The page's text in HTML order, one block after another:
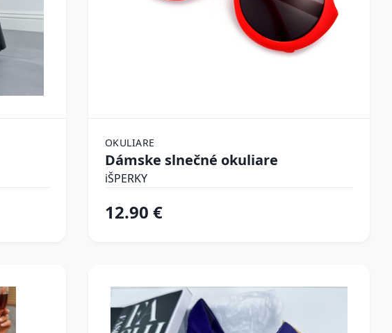
OKULIARE
Dámske slnečné okuliare
iŠPERKY
12.90 €